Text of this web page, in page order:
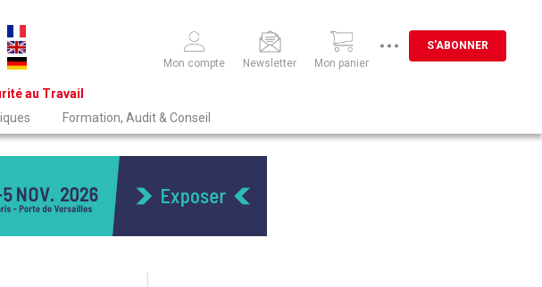
au Travail
Mon compte Newsletter Mon panier
S'ABONNER
Formation, Audit & Conseil